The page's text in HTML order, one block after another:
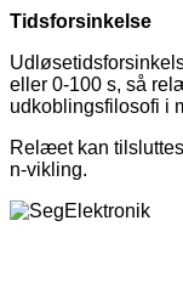
Tidsforsinkelse
eller 0-100 s, så
udkoblingsfilosofi i
Relæet kan
n-vikling.